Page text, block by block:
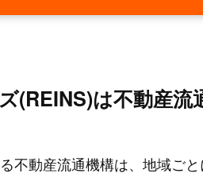
(REINS)は不動産流
不動産流通機構は、地域ごと